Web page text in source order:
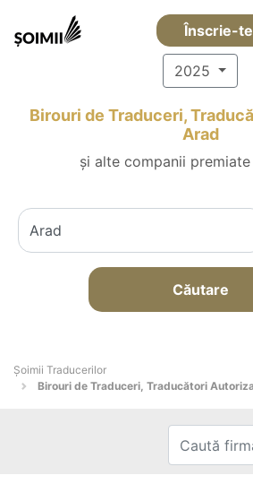
Înscrie-te
2025
Birouri de Traduceri,
Arad
și alte companii
Căutare
Șoimii Traducerilor
Birouri de Traduceri, Traducători